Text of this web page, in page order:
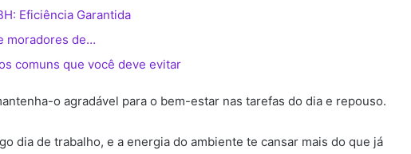
Eficiência Garantida
moradores de…
comuns que você deve evitar
o agradável para o bem-estar nas tarefas do dia e repouso.
dia de trabalho, e a energia do ambiente te cansar mais do que já